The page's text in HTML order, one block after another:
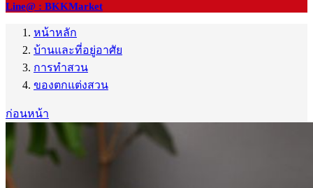
Line@ : BKKMarket
หน้าหลัก
บ้านและที่อยู่อาศัย
การทำสวน
ของตกแต่งสวน
ก่อนหน้า